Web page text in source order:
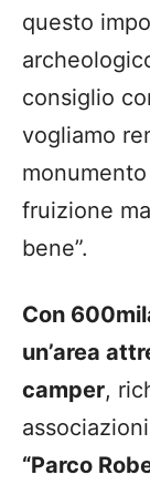
questo
consiglio
vogliamo
fruizione
bene”.
Con
un’area
camper,
“Parco